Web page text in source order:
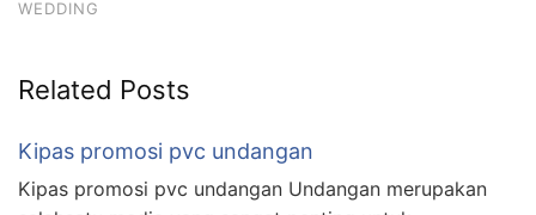
WEDDING
Related Posts
Kipas promosi pvc undangan
Kipas promosi pvc undangan Undangan merupakan